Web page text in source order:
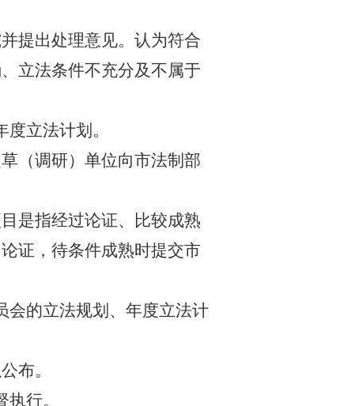
提出处理意见。认为符合
立法条件不充分及不属于
立法计划。
（调研）单位向市法制部
是指经过论证、比较成熟
证，待条件成熟时提交市
会的立法规划、年度立法计
布。
行。